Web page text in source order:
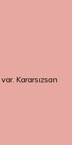
Kararsızsan